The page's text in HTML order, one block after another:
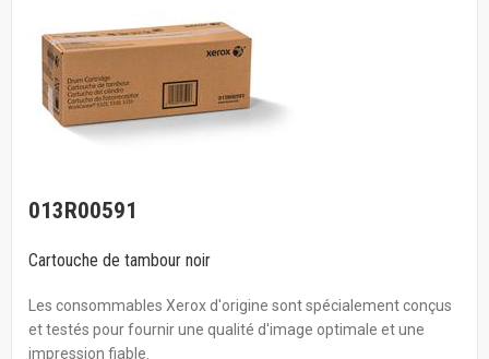
013R00591
Cartouche de tambour noir
Les consommables Xerox d'origine sont spécialement conçus
et testés pour fournir une qualité d'image optimale et une
impression fiable.